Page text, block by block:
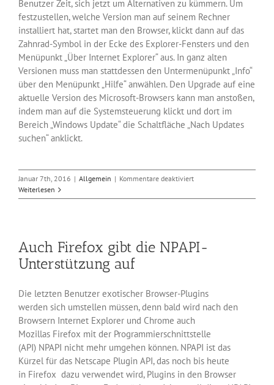
Benutzer Zeit, sich jetzt um Alternativen zu kümmern. Um
festzustellen, welche Version man auf seinem Rechner
installiert hat, startet man den Browser, klickt dann auf das
Zahnrad-Symbol in der Ecke des Explorer-Fensters und den
Menüpunkt „Über Internet Explorer“ aus. In ganz alten
Versionen muss man stattdessen den Untermenüpunkt „Info“
über den Menüpunkt „Hilfe“ anwählen. Den Upgrade auf eine
aktuelle Version des Microsoft-Browsers kann man anstoßen,
indem man auf die Systemsteuerung klickt und dort im
Bereich „Windows Update“ die Schaltfläche „Nach Updates
suchen“ anklickt.
Januar 7th, 2016 | Allgemein | Kommentare deaktiviertfür
für
10
Weiterlesen
Auch Firefox gibt die NPAPI-
Unterstützung auf
Die letzten Benutzer exotischer Browser-Plugins
werden sich umstellen müssen, denn bald wird nach den
Browsern Internet Explorer und Chrome auch
Mozillas Firefox mit der Programmierschnittstelle
(API) NPAPI nicht mehr umgehen können. NPAPI ist das
Kürzel für das Netscape Plugin API, das noch bis heute
in Firefox dazu verwendet wird, Plugins in den Browser